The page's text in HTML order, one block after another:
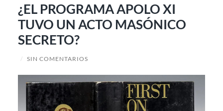
¿EL PROGRAMA APOLO XI
TUVO UN ACTO MASÓNICO
SECRETO?
/ SIN COMENTARIOS